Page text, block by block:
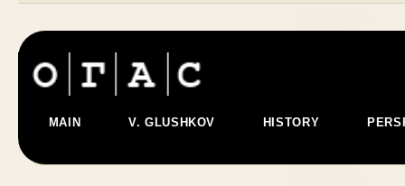
MAIN V. GLUSHKOV HISTORY